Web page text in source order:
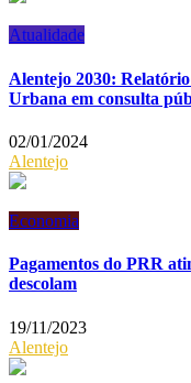
Atualidade
Alentejo 2030:
Urbana em consulta
02/01/2024
Alentejo
Economia
Pagamentos do PRR
descolam
19/11/2023
Alentejo